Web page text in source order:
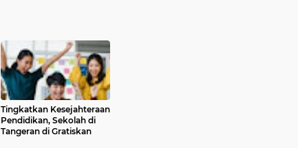
Tingkatkan Kesejahteraan
Pendidikan, Sekolah di
Tangeran di Gratiskan